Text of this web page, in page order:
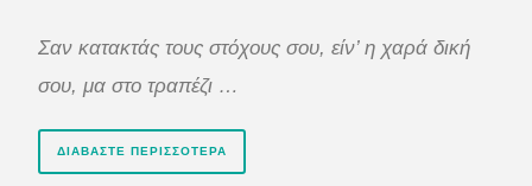
Σαν κατακτάς τους στόχους σου, είν’ η χαρά δική
σου, μα στο τραπέζι …
ΔΙΑΒΆΣΤΕ ΠΕΡΙΣΣΌΤΕΡΑ